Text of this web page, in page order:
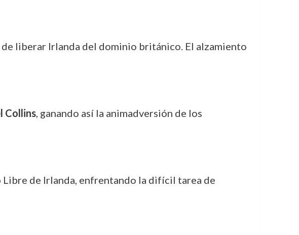
liberar Irlanda del dominio británico. El alzamiento
Collins, ganando así la animadversión de los
de Irlanda, enfrentando la difícil tarea de